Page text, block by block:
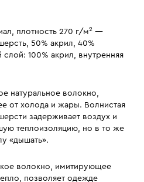
плотность 270 г/м2 —
50% акрил, 40%
слой: 100% акрил, внутренняя
натуральное волокно,
от холода и жары. Волнистая
задерживает воздух и
теплоизоляцию, но в то же
«дышать».
волокно, имитирующее
позволяет одежде